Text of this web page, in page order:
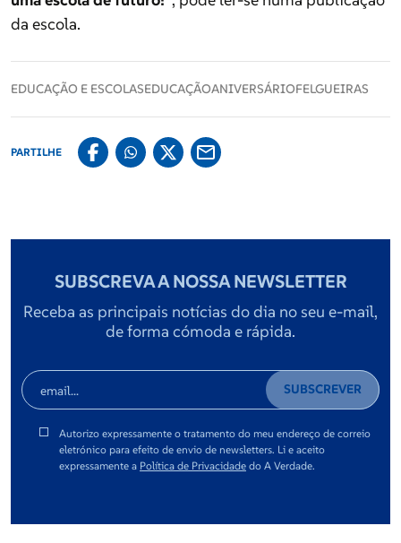
Educação e Escolas
Europa
Classificados
da escola.
EDUCAÇÃO E ESCOLASEDUCAÇÃOANIVERSÁRIOFELGUEIRAS
PARTILHE
SUBSCREVA A NOSSA NEWSLETTER
Receba as principais notícias do dia no seu e-mail,
de forma cómoda e rápida.
SUBSCREVER
Autorizo expressamente o tratamento do meu endereço de correio
eletrónico para efeito de envio de newsletters. Li e aceito
expressamente a Política de Privacidade do A Verdade.